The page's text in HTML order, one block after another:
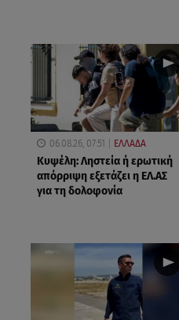
06.08.26, 07:51 ΕΛΛΑΔΑ
Κυψέλη: Ληστεία ή ερωτική
απόρριψη εξετάζει η ΕΛ.ΑΣ
για τη δολοφονία